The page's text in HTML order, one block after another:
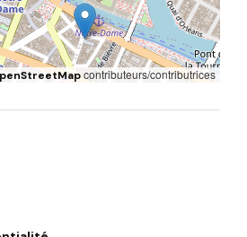
contributeurs/contributrices